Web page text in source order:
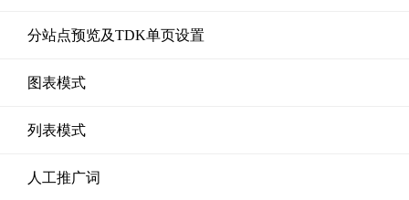
分站点预览及TDK单页设置
图表模式
列表模式
人工推广词